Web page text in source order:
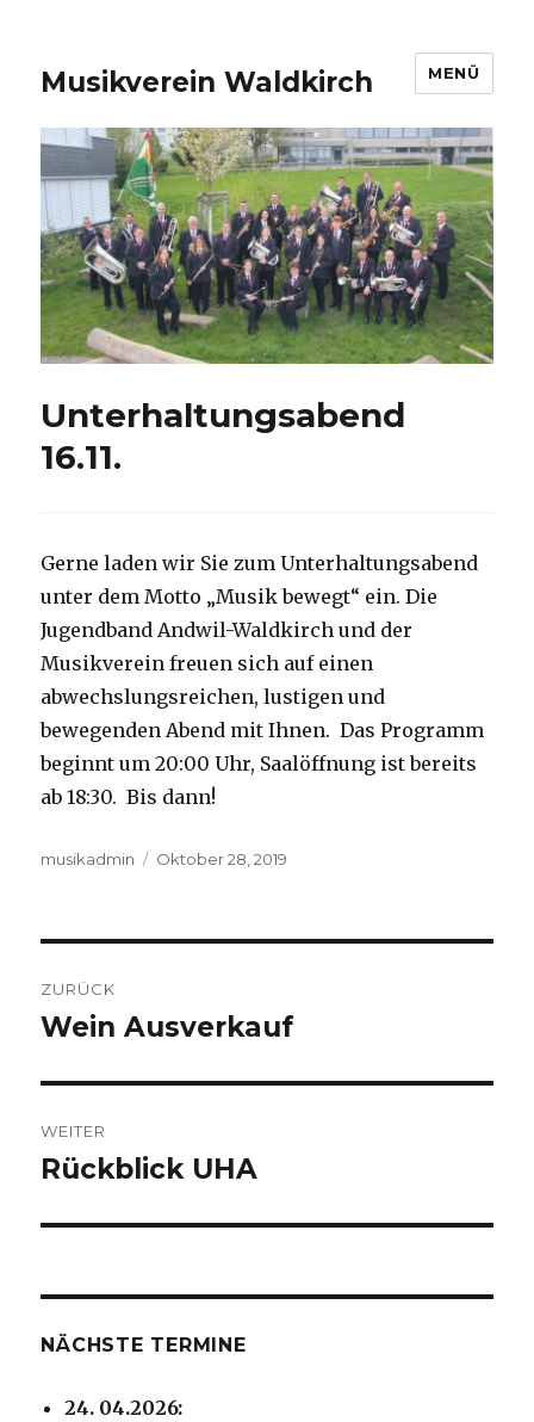
Musikverein Waldkirch MENÜ
Unterhaltungsabend
16.11.
Gerne laden wir Sie zum Unterhaltungsabend
unter dem Motto „Musik bewegt“ ein. Die
Jugendband Andwil-Waldkirch und der
Musikverein freuen sich auf einen
abwechslungsreichen, lustigen und
bewegenden Abend mit Ihnen. Das Programm
beginnt um 20:00 Uhr, Saalöffnung ist bereits
ab 18:30. Bis dann!
Autor
musikadmin
Veröffentlicht
Oktober 28, 2019
Navigation
ZURÜCK
Vorheriger
Wein Ausverkauf
WEITER
Nächster
Rückblick UHA
NÄCHSTE TERMINE
24. 04.2026: